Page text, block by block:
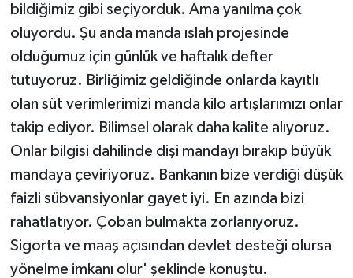
bildiğimiz gibi seçiyorduk. Ama yanılma çok
oluyordu. Şu anda manda ıslah projesinde
olduğumuz için günlük ve haftalık defter
tutuyoruz. Birliğimiz geldiğinde onlarda kayıtlı
olan süt verimlerimizi manda kilo artışlarımızı onlar
takip ediyor. Bilimsel olarak daha kalite alıyoruz.
Onlar bilgisi dahilinde dişi mandayı bırakıp büyük
mandaya çeviriyoruz. Bankanın bize verdiği düşük
faizli sübvansiyonlar gayet iyi. En azında bizi
rahatlatıyor. Çoban bulmakta zorlanıyoruz.
Sigorta ve maaş açısından devlet desteği olursa
yönelme imkanı olur' şeklinde konuştu.